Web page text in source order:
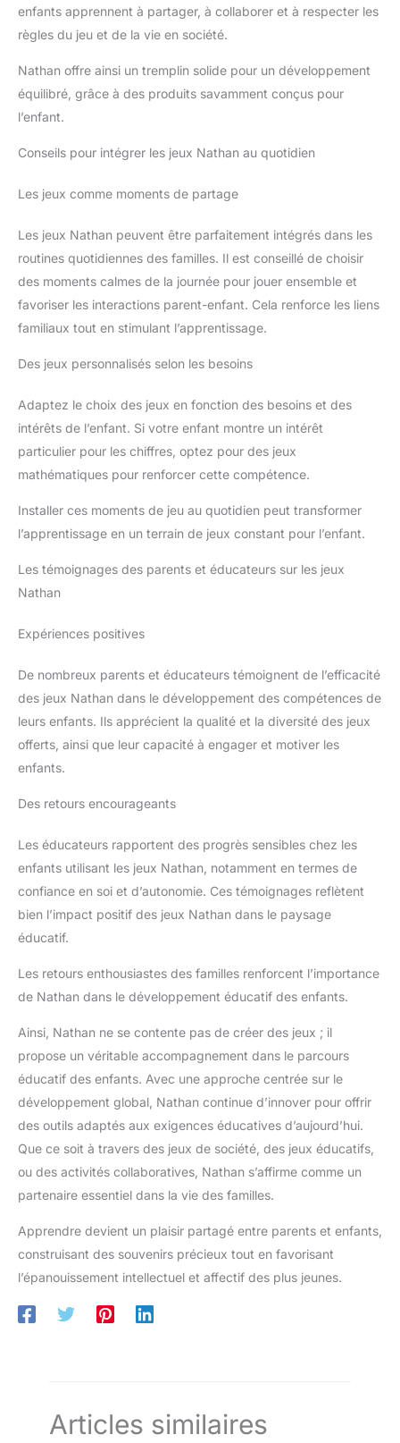
enfants apprennent à partager, à collaborer et à respecter les
règles du jeu et de la vie en société.
Nathan offre ainsi un tremplin solide pour un développement
équilibré, grâce à des produits savamment conçus pour
l’enfant.
Conseils pour intégrer les jeux Nathan au quotidien
Les jeux comme moments de partage
Les jeux Nathan peuvent être parfaitement intégrés dans les
routines quotidiennes des familles. Il est conseillé de choisir
des moments calmes de la journée pour jouer ensemble et
favoriser les interactions parent-enfant. Cela renforce les liens
familiaux tout en stimulant l’apprentissage.
Des jeux personnalisés selon les besoins
Adaptez le choix des jeux en fonction des besoins et des
intérêts de l’enfant. Si votre enfant montre un intérêt
particulier pour les chiffres, optez pour des jeux
mathématiques pour renforcer cette compétence.
Installer ces moments de jeu au quotidien peut transformer
l’apprentissage en un terrain de jeux constant pour l’enfant.
Les témoignages des parents et éducateurs sur les jeux
Nathan
Expériences positives
De nombreux parents et éducateurs témoignent de l’efficacité
des jeux Nathan dans le développement des compétences de
leurs enfants. Ils apprécient la qualité et la diversité des jeux
offerts, ainsi que leur capacité à engager et motiver les
enfants.
Des retours encourageants
Les éducateurs rapportent des progrès sensibles chez les
enfants utilisant les jeux Nathan, notamment en termes de
confiance en soi et d’autonomie. Ces témoignages reflètent
bien l’impact positif des jeux Nathan dans le paysage
éducatif.
Les retours enthousiastes des familles renforcent l’importance
de Nathan dans le développement éducatif des enfants.
Ainsi, Nathan ne se contente pas de créer des jeux ; il
propose un véritable accompagnement dans le parcours
éducatif des enfants. Avec une approche centrée sur le
développement global, Nathan continue d’innover pour offrir
des outils adaptés aux exigences éducatives d’aujourd’hui.
Que ce soit à travers des jeux de société, des jeux éducatifs,
ou des activités collaboratives, Nathan s’affirme comme un
partenaire essentiel dans la vie des familles.
Apprendre devient un plaisir partagé entre parents et enfants,
construisant des souvenirs précieux tout en favorisant
l’épanouissement intellectuel et affectif des plus jeunes.
Articles similaires